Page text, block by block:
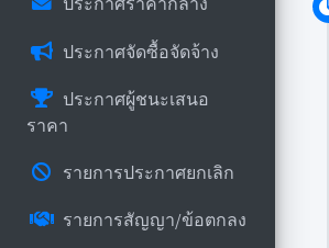
ประกาศจัดซื้อจัดจ้าง
ประกาศผู้ชนะเสนอ
ราคา
รายการประกาศยกเลิก
รายการสัญญา/ข้อตกลง